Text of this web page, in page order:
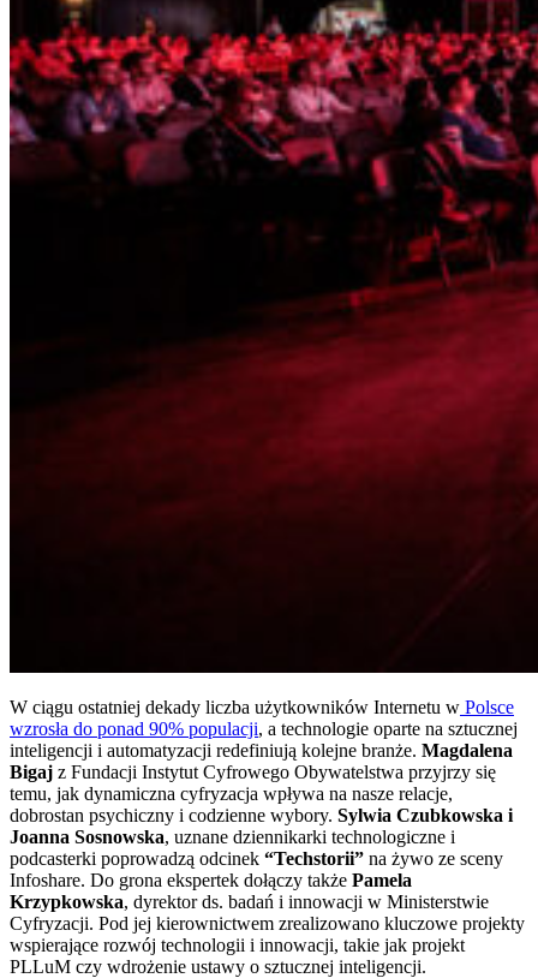
W ciągu ostatniej dekady liczba użytkowników Internetu w Polsce
wzrosła do ponad 90% populacji, a technologie oparte na sztucznej
inteligencji i automatyzacji redefiniują kolejne branże. Magdalena
Bigaj z Fundacji Instytut Cyfrowego Obywatelstwa przyjrzy się
temu, jak dynamiczna cyfryzacja wpływa na nasze relacje,
dobrostan psychiczny i codzienne wybory. Sylwia Czubkowska i
Joanna Sosnowska, uznane dziennikarki technologiczne i
podcasterki poprowadzą odcinek “Techstorii” na żywo ze sceny
Infoshare. Do grona ekspertek dołączy także Pamela
Krzypkowska, dyrektor ds. badań i innowacji w Ministerstwie
Cyfryzacji. Pod jej kierownictwem zrealizowano kluczowe projekty
wspierające rozwój technologii i innowacji, takie jak projekt
PLLuM czy wdrożenie ustawy o sztucznej inteligencji.